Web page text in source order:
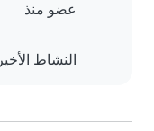
عضو منذ
النشاط الأخير